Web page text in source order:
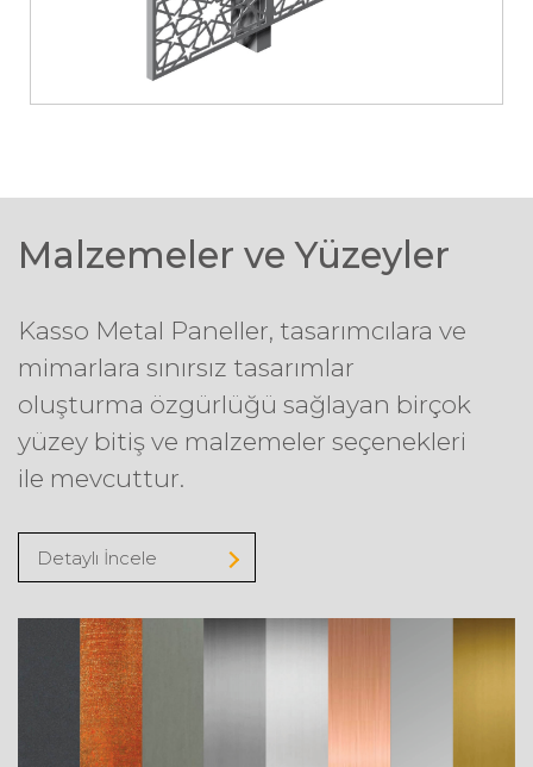
Malzemeler ve Yüzeyler
Kasso Metal Paneller, tasarımcılara ve
mimarlara sınırsız tasarımlar
oluşturma özgürlüğü sağlayan birçok
yüzey bitiş ve malzemeler seçenekleri
ile mevcuttur.
Detaylı İncele